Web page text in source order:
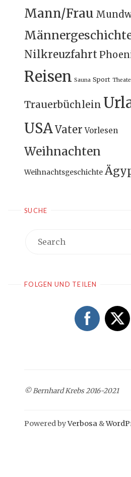
Mann/Frau
Nilkreuzfahrt
Reisen Sauna Sport
Trauerbüchlein
USAVater Vorlesen
Weihnachten
Weihnachtsgeschichte
SUCHE
FOLGEN UND TEILEN
© Bernhard Krebs 2016-2021
Powered byVerbosa &